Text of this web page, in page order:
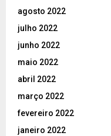
agosto 2022
julho 2022
junho 2022
maio 2022
abril 2022
março 2022
fevereiro 2022
janeiro 2022